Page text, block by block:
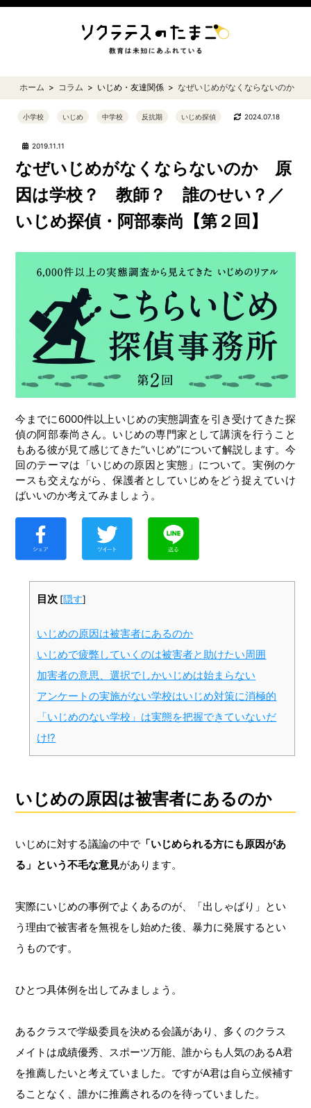
ホーム コラム いじめ・友達関係 なぜいじめがなくならないのか
小学校 いじめ 中学校 反抗期 いじめ探偵 2024.07.18
2019.11.11
なぜいじめがなくならないのか 原
因は学校？ 教師？ 誰のせい？／
いじめ探偵・阿部泰尚【第２回】
今までに6000件以上いじめの実態調査を引き受けてきた探
偵の阿部泰尚さん。いじめの専門家として講演を行うこと
もある彼が見て感じてきた“いじめ”について解説します。今
回のテーマは「いじめの原因と実態」について。実例のケ
ースも交えながら、保護者としていじめをどう捉えていけ
ばいいのか考えてみましょう。
目次 [隠す]
いじめの原因は被害者にあるのか
いじめで疲弊していくのは被害者と助けたい周囲
加害者の意思、選択でしかいじめは始まらない
アンケートの実施がない学校はいじめ対策に消極的
「いじめのない学校」は実態を把握できていないだ
け!?
いじめの原因は被害者にあるのか
いじめに対する議論の中で 「いじめられる方にも原因があ
る」という不毛な意見があります。
実際にいじめの事例でよくあるのが、「出しゃばり」とい
う理由で被害者を無視をし始めた後、暴力に発展するとい
うものです。
ひとつ具体例を出してみましょう。
あるクラスで学級委員を決める会議があり、多くのクラス
メイトは成績優秀、スポーツ万能、誰からも人気のあるA君
を推薦したいと考えていました。ですがA君は自ら立候補す
ることなく、誰かに推薦されるのを待っていました。